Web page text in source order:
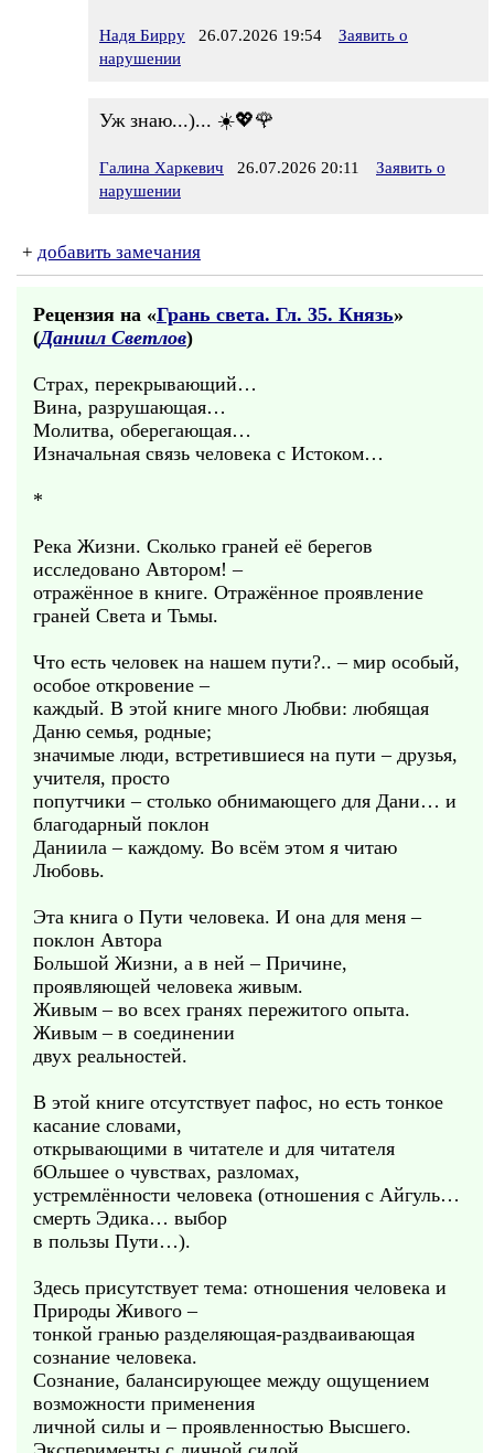
Надя Бирру 26.07.2026 19:54
Заявить о
нарушении
Уж знаю...)... ☀️💖🌹
Галина Харкевич 26.07.2026 20:11
Заявить о
нарушении
+ добавить замечания
Рецензия на «Грань света. Гл. 35. Князь»
(Даниил Светлов)
Страх, перекрывающий…
Вина, разрушающая…
Молитва, оберегающая…
Изначальная связь человека с Истоком…
*
Река Жизни. Сколько граней её берегов
исследовано Автором! –
отражённое в книге. Отражённое проявление
граней Света и Тьмы.
Что есть человек на нашем пути?.. – мир особый,
особое откровение –
каждый. В этой книге много Любви: любящая
Даню семья, родные;
значимые люди, встретившиеся на пути – друзья,
учителя, просто
попутчики – столько обнимающего для Дани… и
благодарный поклон
Даниила – каждому. Во всём этом я читаю
Любовь.
Эта книга о Пути человека. И она для меня –
поклон Автора
Большой Жизни, а в ней – Причине,
проявляющей человека живым.
Живым – во всех гранях пережитого опыта.
Живым – в соединении
двух реальностей.
В этой книге отсутствует пафос, но есть тонкое
касание словами,
открывающими в читателе и для читателя
бОльшее о чувствах, разломах,
устремлённости человека (отношения с Айгуль…
смерть Эдика… выбор
в пользы Пути…).
Здесь присутствует тема: отношения человека и
Природы Живого –
тонкой гранью разделяющая-раздваивающая
сознание человека.
Сознание, балансирующее между ощущением
возможности применения
личной силы и – проявленностью Высшего.